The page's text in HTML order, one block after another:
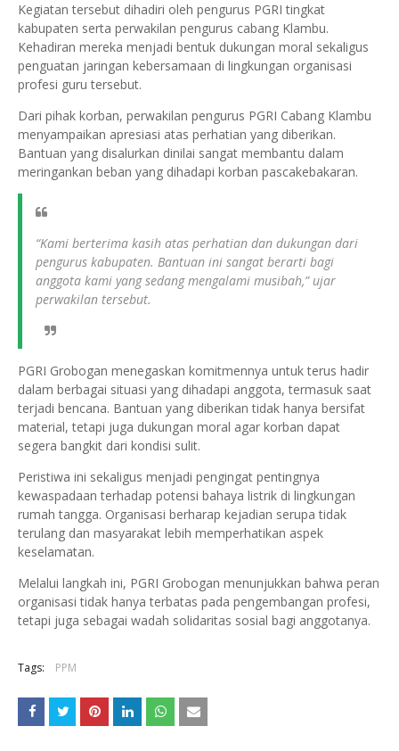
Kegiatan tersebut dihadiri oleh pengurus PGRI tingkat
kabupaten serta perwakilan pengurus cabang Klambu.
Kehadiran mereka menjadi bentuk dukungan moral sekaligus
penguatan jaringan kebersamaan di lingkungan organisasi
profesi guru tersebut.
Dari pihak korban, perwakilan pengurus PGRI Cabang Klambu
menyampaikan apresiasi atas perhatian yang diberikan.
Bantuan yang disalurkan dinilai sangat membantu dalam
meringankan beban yang dihadapi korban pascakebakaran.
“Kami berterima kasih atas perhatian dan dukungan dari
pengurus kabupaten. Bantuan ini sangat berarti bagi
anggota kami yang sedang mengalami musibah,” ujar
perwakilan tersebut.
PGRI Grobogan menegaskan komitmennya untuk terus hadir
dalam berbagai situasi yang dihadapi anggota, termasuk saat
terjadi bencana. Bantuan yang diberikan tidak hanya bersifat
material, tetapi juga dukungan moral agar korban dapat
segera bangkit dari kondisi sulit.
Peristiwa ini sekaligus menjadi pengingat pentingnya
kewaspadaan terhadap potensi bahaya listrik di lingkungan
rumah tangga. Organisasi berharap kejadian serupa tidak
terulang dan masyarakat lebih memperhatikan aspek
keselamatan.
Melalui langkah ini, PGRI Grobogan menunjukkan bahwa peran
organisasi tidak hanya terbatas pada pengembangan profesi,
tetapi juga sebagai wadah solidaritas sosial bagi anggotanya.
Tags: PPM